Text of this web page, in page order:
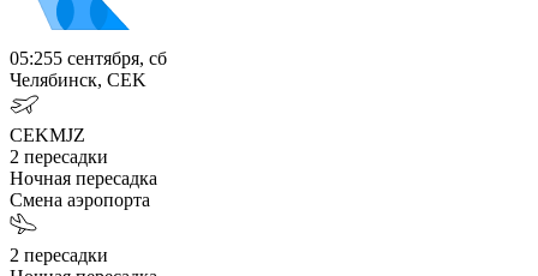
05:255 сентября, сб
Челябинск, CEK
CEKMJZ
2 пересадки
Ночная пересадка
Смена аэропорта
2 пересадки